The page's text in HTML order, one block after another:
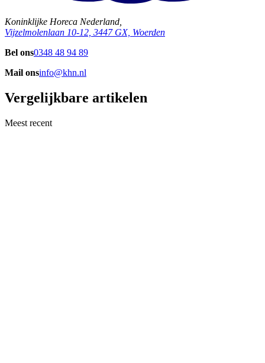
Koninklijke Horeca Nederland,
Vijzelmolenlaan 10-12, 3447 GX, Woerden
Bel ons0348 48 94 89
Mail onsinfo@khn.nl
Vergelijkbare artikelen
Meest recent